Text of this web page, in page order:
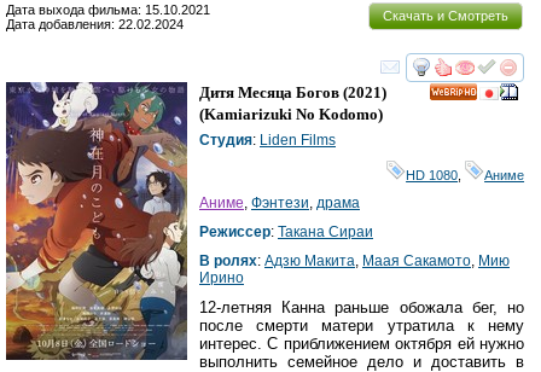
Скачать и Смотреть
Дата выхода фильма: 15.10.2021
Дата добавления: 22.02.2024
смотреть
Дитя Месяца Богов (2021)
(Kamiarizuki No Kodomo)
Студия: Liden Films
HD 1080 Аниме
Аниме, Фэнтези, драма
Режиссер: Такана Сираи
В ролях: Адзю Макита, Маая Сакамото, Мию
Ирино
12-летняя Канна раньше обожала бег, но
после смерти матери утратила к нему
интерес. С приближением октября ей нужно
выполнить семейное дело и доставить в